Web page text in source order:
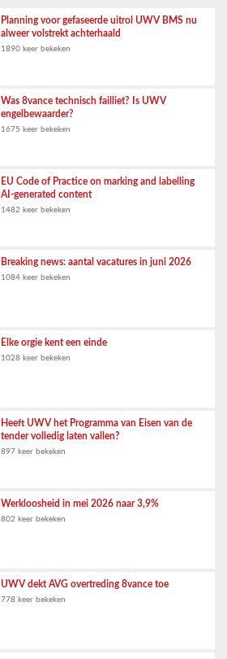
Planning voor gefaseerde uitrol UWV BMS nu
alweer volstrekt achterhaald
1890 keer bekeken
Was 8vance technisch failliet? Is UWV
engelbewaarder?
1675 keer bekeken
EU Code of Practice on marking and labelling
AI-generated content
1482 keer bekeken
Breaking news: aantal vacatures in juni 2026
1084 keer bekeken
Elke orgie kent een einde
1028 keer bekeken
Heeft UWV het Programma van Eisen van de
tender volledig laten vallen?
897 keer bekeken
Werkloosheid in mei 2026 naar 3,9%
802 keer bekeken
UWV dekt AVG overtreding 8vance toe
778 keer bekeken